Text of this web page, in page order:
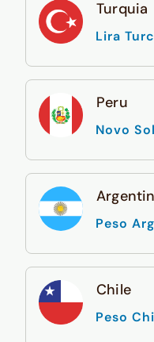
Turquia
Lira
Peru
Novo
Peso
Chile
Peso